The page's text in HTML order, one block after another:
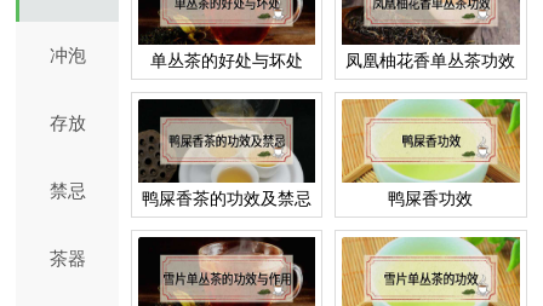
冲泡
存放
禁忌
茶器
单丛茶的好处与坏处 凤凰柚花香单丛茶功效
鸭屎香茶的功效及禁忌 鸭屎香功效